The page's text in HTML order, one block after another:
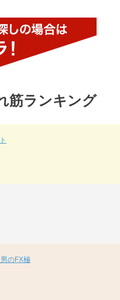
筋ランキング
のFX極